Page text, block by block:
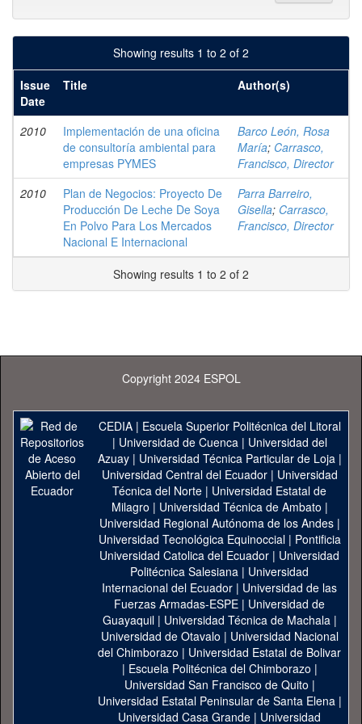
Showing results 1 to 2 of 2
Issue
Date
Title Author(s)
2010
Implementación de una oficina
de consultoría ambiental para
empresas PYMES
Barco León, Rosa
María; Carrasco,
Francisco, Director
2010
Plan de Negocios: Proyecto De
Producción De Leche De Soya
En Polvo Para Los Mercados
Nacional E Internacional
Parra Barreiro,
Gisella; Carrasco,
Francisco, Director
Showing results 1 to 2 of 2
Copyright 2024 ESPOL
CEDIA| Escuela Superior Politécnica del Litoral
| Universidad de Cuenca| Universidad del
Azuay| Universidad Técnica Particular de Loja|
Universidad Central del Ecuador| Universidad
Técnica del Norte | Universidad Estatal de
Milagro | Universidad Técnica de Ambato |
Universidad Regional Autónoma de los Andes|
Universidad Tecnológica Equinoccial| Pontificia
Universidad Catolica del Ecuador | Universidad
Politécnica Salesiana | Universidad
Internacional del Ecuador | Universidad de las
Fuerzas Armadas-ESPE | Universidad de
Guayaquil| Universidad Técnica de Machala|
Universidad de Otavalo | Universidad Nacional
del Chimborazo | Universidad Estatal de Bolivar
| Escuela Politécnica del Chimborazo |
Universidad San Francisco de Quito |
Universidad Estatal Peninsular de Santa Elena|
Universidad Casa Grande | Universidad